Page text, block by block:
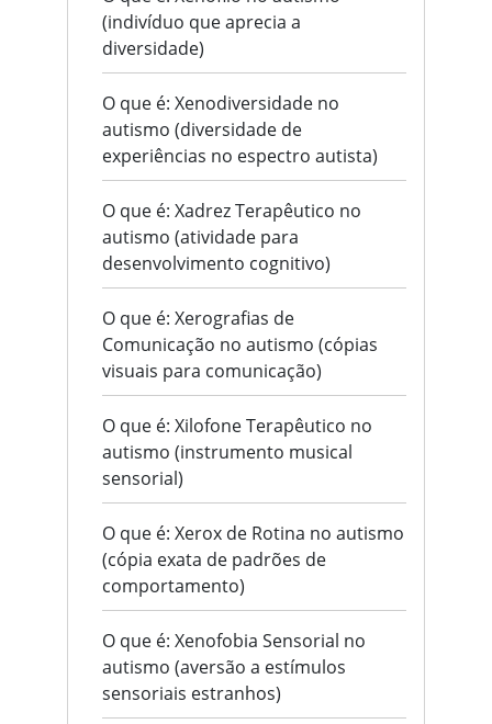
(indivíduo que aprecia a
diversidade)
O que é: Xenodiversidade no
autismo (diversidade de
experiências no espectro autista)
O que é: Xadrez Terapêutico no
autismo (atividade para
desenvolvimento cognitivo)
O que é: Xerografias de
Comunicação no autismo (cópias
visuais para comunicação)
O que é: Xilofone Terapêutico no
autismo (instrumento musical
sensorial)
O que é: Xerox de Rotina no autismo
(cópia exata de padrões de
comportamento)
O que é: Xenofobia Sensorial no
autismo (aversão a estímulos
sensoriais estranhos)